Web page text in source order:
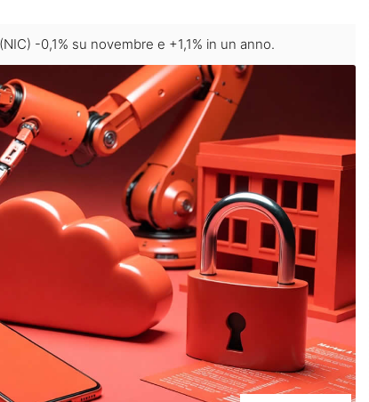
-0,1% su novembre e +1,1% in un anno.